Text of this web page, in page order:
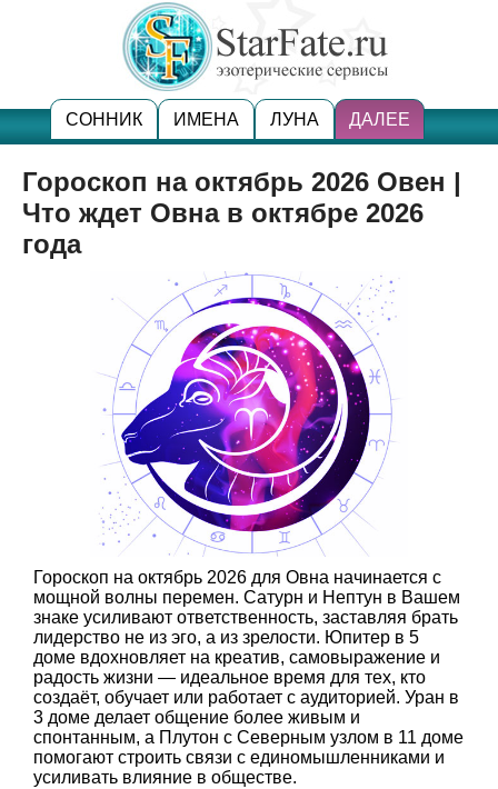
СОННИК ИМЕНА ЛУНА ДАЛЕЕ
Гороскоп на октябрь 2026 Овен |
Что ждет Овна в октябре 2026
года
Гороскоп на октябрь 2026 для Овна начинается с
мощной волны перемен. Сатурн и Нептун в Вашем
знаке усиливают ответственность, заставляя брать
лидерство не из эго, а из зрелости. Юпитер в 5
доме вдохновляет на креатив, самовыражение и
радость жизни — идеальное время для тех, кто
создаёт, обучает или работает с аудиторией. Уран в
3 доме делает общение более живым и
спонтанным, а Плутон с Северным узлом в 11 доме
помогают строить связи с единомышленниками и
усиливать влияние в обществе.